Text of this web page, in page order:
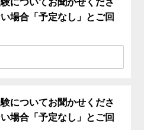
についてお聞かせくださ
場合「予定なし」とご回
についてお聞かせくださ
場合「予定なし」とご回